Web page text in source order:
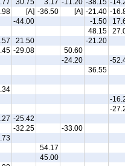
-
-21.40
[A]
-36.50
[A]
-1.50
-44.00
48.15
-21.20
21.50
50.60
-29.08
-
-24.20
36.55
-
-
-25.42
-33.00
-32.25
54.17
45.00